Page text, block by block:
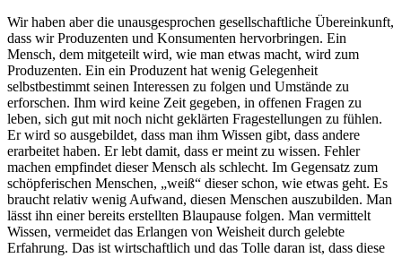
Wir haben aber die unausgesprochen gesellschaftliche Übereinkunft,
dass wir Produzenten und Konsumenten hervorbringen. Ein
Mensch, dem mitgeteilt wird, wie man etwas macht, wird zum
Produzenten. Ein ein Produzent hat wenig Gelegenheit
selbstbestimmt seinen Interessen zu folgen und Umstände zu
erforschen. Ihm wird keine Zeit gegeben, in offenen Fragen zu
leben, sich gut mit noch nicht geklärten Fragestellungen zu fühlen.
Er wird so ausgebildet, dass man ihm Wissen gibt, dass andere
erarbeitet haben. Er lebt damit, dass er meint zu wissen. Fehler
machen empfindet dieser Mensch als schlecht. Im Gegensatz zum
schöpferischen Menschen, „weiß“ dieser schon, wie etwas geht. Es
braucht relativ wenig Aufwand, diesen Menschen auszubilden. Man
lässt ihn einer bereits erstellten Blaupause folgen. Man vermittelt
Wissen, vermeidet das Erlangen von Weisheit durch gelebte
Erfahrung. Das ist wirtschaftlich und das Tolle daran ist, dass diese